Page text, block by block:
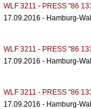
WLF 3211 - PRESS "86
17.09.2016 - Hamburg-
WLF 3211 - PRESS "86
17.09.2016 - Hamburg-
WLF 3211 - PRESS "86
17.09.2016 - Hamburg-